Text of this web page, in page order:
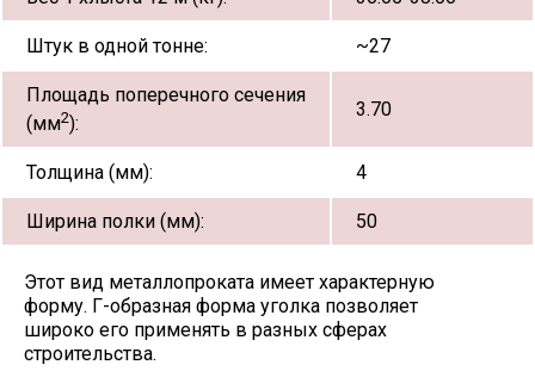
Штук в одной тонне: ~27
Площадь поперечного сечения
(мм2):
3.70
Толщина (мм): 4
Ширина полки (мм): 50
Этот вид металлопроката имеет характерную
форму. Г-образная форма уголка позволяет
широко его применять в разных сферах
строительства.